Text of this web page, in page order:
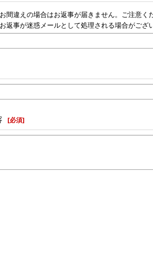
間違えの場合はお返事が届きません。ご注意く
返事が迷惑メールとして処理される場合がござ
[必須]